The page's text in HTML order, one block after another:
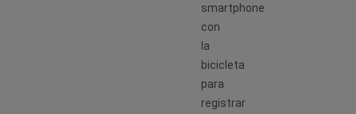
smartphone
con
la
bicicleta
para
registrar